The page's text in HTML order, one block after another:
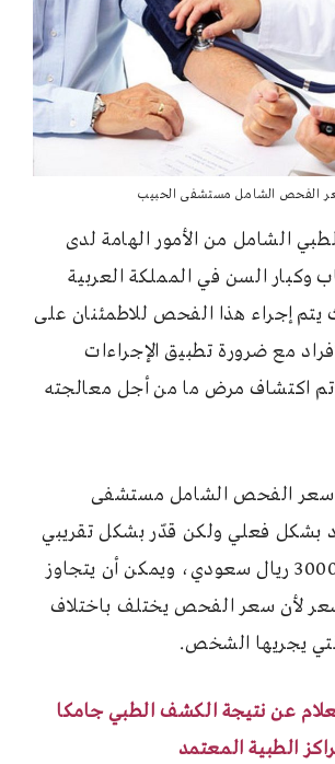
الفحص الشامل مستشفى الحبيب
الشامل من الأمور الهامة لدى
وكبار السن في المملكة العربية
إجراء هذا الفحص للاطمئنان على
مع ضرورة تطبيق الإجراءات
تم اكتشاف مرض ما من أجل معالجته
سعر الفحص الشامل مستشفى
بشكل فعلي ولكن قدّر بشكل تقريبي
بأنه لا يقل عن 3000 ريال سعودي، ويمكن أن يتجاوز
لأن سعر الفحص يختلف باختلاف
يجريها الشخص.
عن نتيجة الكشف الطبي جامكا
الطبية المعتمد